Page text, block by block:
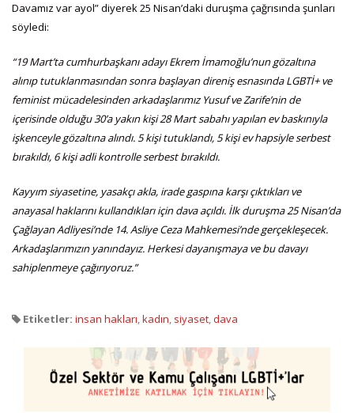
Davamız var ayol” diyerek 25 Nisan’daki duruşma çağrısında şunları
söyledi:
“19 Mart’ta cumhurbaşkanı adayı Ekrem İmamoğlu’nun gözaltına
alınıp tutuklanmasından sonra başlayan direniş esnasında LGBTİ+ ve
feminist mücadelesinden arkadaşlarımız Yusuf ve Zarife’nin de
içerisinde olduğu 30’a yakın kişi 28 Mart sabahı yapılan ev baskınıyla
işkenceyle gözaltına alındı. 5 kişi tutuklandı, 5 kişi ev hapsiyle serbest
bırakıldı, 6 kişi adli kontrolle serbest bırakıldı.
Kayyım siyasetine, yasakçı akla, irade gaspına karşı çıktıkları ve
anayasal haklarını kullandıkları için dava açıldı. İlk duruşma 25 Nisan’da
Çağlayan Adliyesi’nde 14. Asliye Ceza Mahkemesi’nde gerçekleşecek.
Arkadaşlarımızın yanındayız. Herkesi dayanışmaya ve bu davayı
sahiplenmeye çağırıyoruz.”
Etiketler: insan hakları,kadın, siyaset,dava